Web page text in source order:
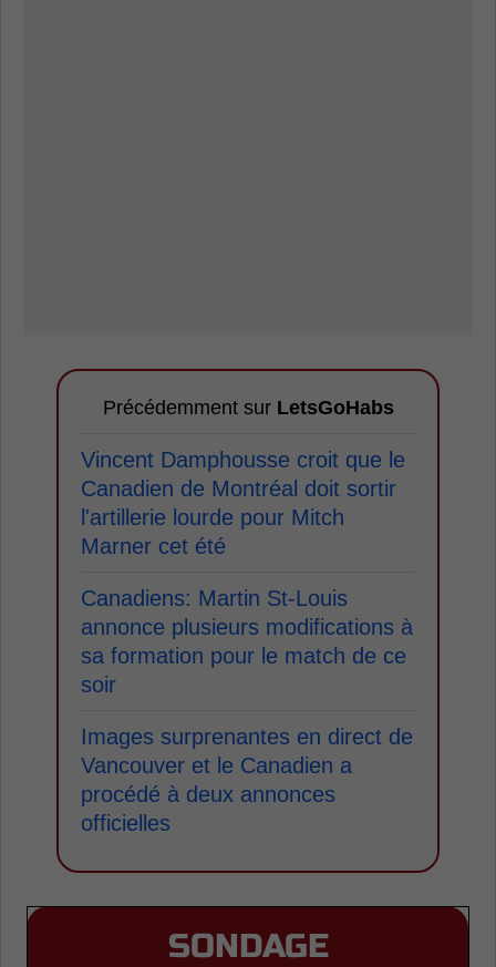
Précédemment sur LetsGoHabs
Vincent Damphousse croit que le
Canadien de Montréal doit sortir
l'artillerie lourde pour Mitch
Marner cet été
Canadiens: Martin St-Louis
annonce plusieurs modifications à
sa formation pour le match de ce
soir
Images surprenantes en direct de
Vancouver et le Canadien a
procédé à deux annonces
officielles
SONDAGE